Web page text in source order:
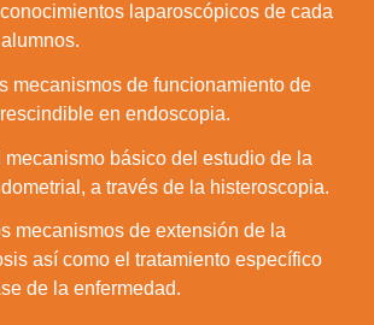
laparoscópicos de cada
mecanismos de funcionamiento de
en endoscopia.
mecanismo básico del estudio de la
a través de la histeroscopia.
mecanismos de extensión de la
así como el tratamiento específico
de la enfermedad.